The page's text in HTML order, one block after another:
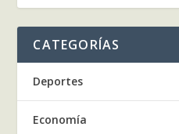
CATEGORÍAS
Deportes
Economía